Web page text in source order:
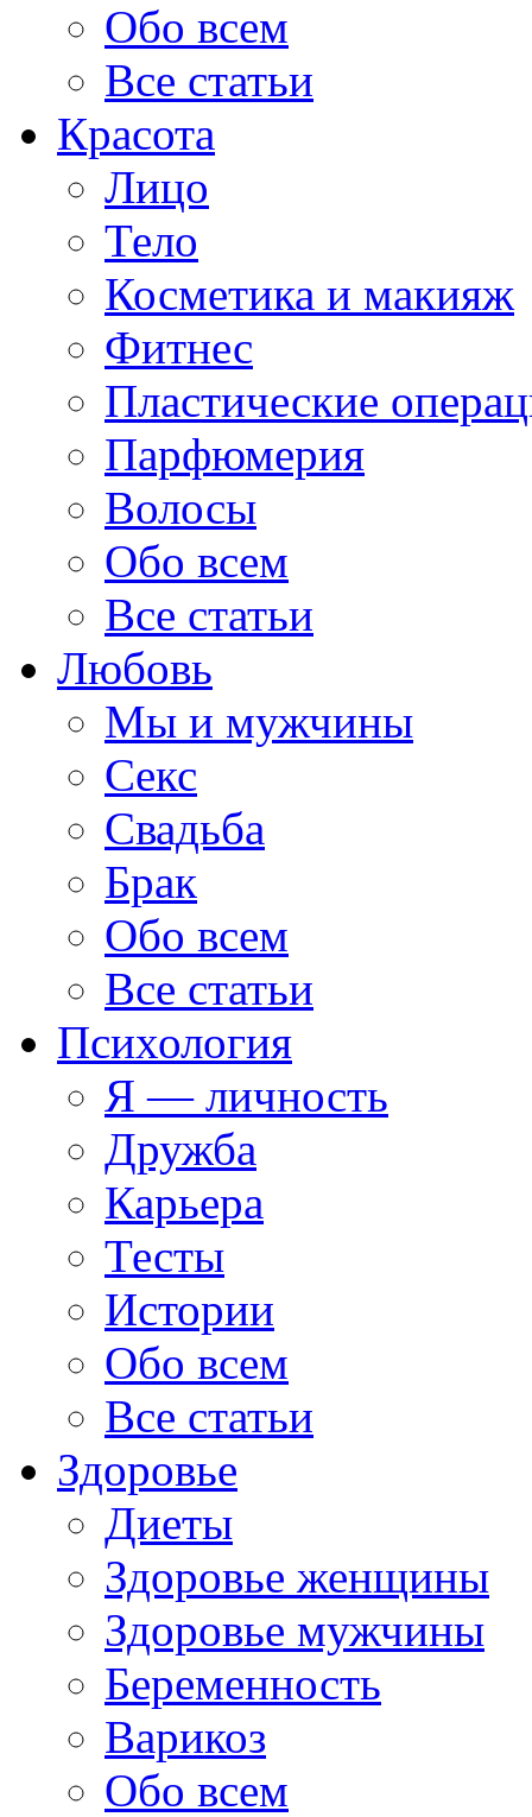
Обо всем
Все статьи
Красота
Лицо
Тело
Косметика и макияж
Фитнес
Пластические
Парфюмерия
Волосы
Обо всем
Все статьи
Любовь
Мы и мужчины
Секс
Свадьба
Брак
Обо всем
Все статьи
Психология
Я — личность
Дружба
Карьера
Тесты
Истории
Обо всем
Все статьи
Здоровье
Диеты
Здоровье женщины
Здоровье мужчины
Беременность
Варикоз
Обо всем